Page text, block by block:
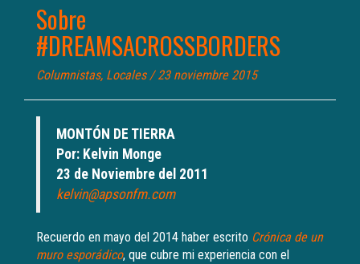
Sobre
#DREAMSACROSSBORDERS
Columnistas, Locales/ 23 noviembre 2015
MONTÓN DE TIERRA
Por: Kelvin Monge
23 de Noviembre del 2011
kelvin@apsonfm.com
Recuerdo en mayo del 2014 haber escrito Crónica de un
muro esporádico, que cubre mi experiencia con el